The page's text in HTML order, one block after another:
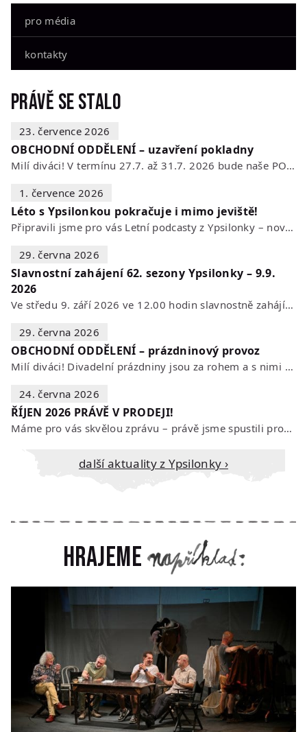
pro média
kontakty
Právě se stalo
23. července 2026
OBCHODNÍ ODDĚLENÍ – uzavření pokladny
Milí diváci! V termínu 27.7. až 31.7. 2026 bude naše POKLADNA z technických…
1. července 2026
Léto s Ypsilonkou pokračuje i mimo jeviště!
Připravili jsme pro vás Letní podcasty z Ypsilonky – novou sérii rozhovorů s…
29. června 2026
Slavnostní zahájení 62. sezony Ypsilonky – 9.9.
2026
Ve středu 9. září 2026 ve 12.00 hodin slavnostně zahájíme novou divadelní…
29. června 2026
OBCHODNÍ ODDĚLENÍ – prázdninový provoz
Milí diváci! Divadelní prázdniny jsou za rohem a s nimi se mění i otevírací…
24. června 2026
ŘÍJEN 2026 PRÁVĚ V PRODEJI!
Máme pro vás skvělou zprávu – právě jsme spustili prodej vstupenek na říjen…
Další aktuality z Ypsilonky ›
Hrajeme